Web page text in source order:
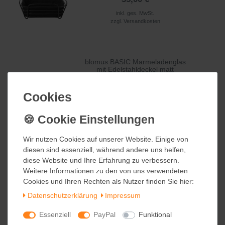
Cookies
Wir nutzen Cookies auf unserer Website. Einige von
diesen sind essenziell, während andere uns helfen,
diese Website und Ihre Erfahrung zu verbessern.
Weitere Informationen zu den von uns verwendeten
Cookies und Ihren Rechten als Nutzer finden Sie hier:
Daten­schutz­erklärung
Impressum
Essenziell PayPal Funktional
inkl. ges. MwSt.
zzgl. Versandkosten
blomus BASIC Marmeladenglas
mit Edelstahldeckel matt
zzgl.
blomus Thermo Kaffeegläser
NERO 2 Stück
27,50 €
Cookies
Wir nutzen Cookies auf unserer Website. Einige von
diesen sind essenziell, während andere uns helfen,
diese Website und Ihre Erfahrung zu verbessern.
Weitere Informationen zu den von uns verwendeten
Cookies und Ihren Rechten als Nutzer finden Sie hier:
Daten­schutz­erklärung
Impressum
Essenziell PayPal Funktional